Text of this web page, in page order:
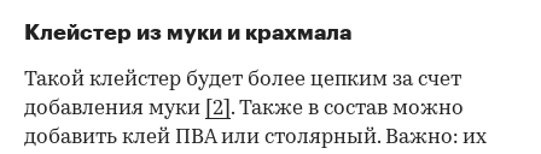
Клейстер из муки и крахмала
Такой клейстер будет более цепким за счет
добавления муки [2] . Также в состав можно
добавить клей ПВА или столярный. Важно: их